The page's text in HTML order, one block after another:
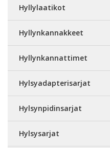
Hyllylaatikot
Hyllynkannakkeet
Hyllynkannattimet
Hylsyadapterisarjat
Hylsynpidinsarjat
Hylsysarjat